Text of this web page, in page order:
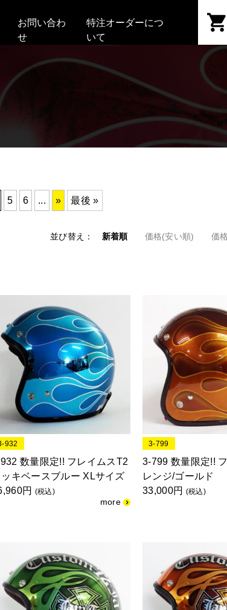
お問い合わ
せ
特注オーダーにつ
いて
5 6 ... » 最後 »
並び替え： 新着順 価格(安い順) 価
932
数量限定!! フレイムスT2
ッキベースブルー XLサイズ
円 (税込)
3-799
3-799 数量限定!!
レンジ/ゴールド
33,000円 (税込)